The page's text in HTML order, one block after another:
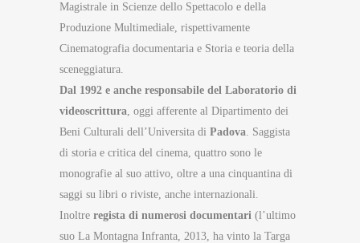
Magistrale in Scienze dello Spettacolo e della
Produzione Multimediale, rispettivamente
Cinematografia documentaria e Storia e teoria della
sceneggiatura.
Dal 1992 e anche responsabile del Laboratorio di
videoscrittura, oggi afferente al Dipartimento dei
Beni Culturali dell’Universita di Padova. Saggista
di storia e critica del cinema, quattro sono le
monografie al suo attivo, oltre a una cinquantina di
saggi su libri o riviste, anche internazionali.
Inoltre regista di numerosi documentari (l’ultimo
suo La Montagna Infranta, 2013, ha vinto la Targa